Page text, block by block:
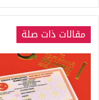
2021
مقالات ذات صلة